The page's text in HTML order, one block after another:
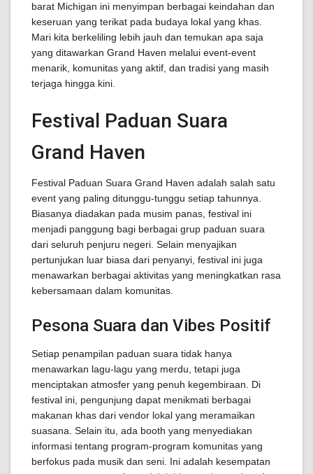
barat Michigan ini menyimpan berbagai keindahan dan
keseruan yang terikat pada budaya lokal yang khas.
Mari kita berkeliling lebih jauh dan temukan apa saja
yang ditawarkan Grand Haven melalui event-event
menarik, komunitas yang aktif, dan tradisi yang masih
terjaga hingga kini.
Festival Paduan Suara
Grand Haven
Festival Paduan Suara Grand Haven adalah salah satu
event yang paling ditunggu-tunggu setiap tahunnya.
Biasanya diadakan pada musim panas, festival ini
menjadi panggung bagi berbagai grup paduan suara
dari seluruh penjuru negeri. Selain menyajikan
pertunjukan luar biasa dari penyanyi, festival ini juga
menawarkan berbagai aktivitas yang meningkatkan rasa
kebersamaan dalam komunitas.
Pesona Suara dan Vibes Positif
Setiap penampilan paduan suara tidak hanya
menawarkan lagu-lagu yang merdu, tetapi juga
menciptakan atmosfer yang penuh kegembiraan. Di
festival ini, pengunjung dapat menikmati berbagai
makanan khas dari vendor lokal yang meramaikan
suasana. Selain itu, ada booth yang menyediakan
informasi tentang program-program komunitas yang
berfokus pada musik dan seni. Ini adalah kesempatan